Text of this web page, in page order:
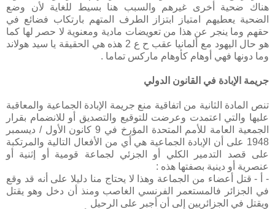
هناك ضحية أخرى غيرهم والسبب هنا بسيط للغاية لأن وضع
الضحية يعطيهم امتياز ابتزاز الطرف المتهم بارتكاب فضائع في
حقهم وما ينجر عن هذا من تعويضات مادية ومعنوية لا حصر لها كما
هو حال اليهود مع ألمانيا عقب ح ع 2 هذه هي الحقيقة يا سيد هولاند
وما دونها فهي أوهام كأوهام ماركس تماما .
جريمة الإبادة في القانون الدولي
تنص المادة الثانية من اتفاقية منع جريمة الإبادة الجماعية والمعاقبة
عليها والتي اعتمدت وعرضت للتوقيع والتصديق أو للانضمام بقرار
الجمعية العامة للأمم المتحدة المؤرخ في 9 كانون الأول / ديسمبر
1948 على أن الإبادة الجماعية هي أي من الأفعال التالية والمرتكبة
على قصد التدمير الكلي أو الجزئي لجماعة قومية أو إثنية أو
عنصرية أو دينية بصفتها هذه :
- أ - قتل أعضاء من الجماعة وهذا لا يحتاج منا دليلا على أنه قد وقع
في الجزائر فالمستعمر الفرنسي الغاصب ومنذ أن دخل وهو يقتل
ويقتل في الجزائريين إلى أن أجبر على الرحيل